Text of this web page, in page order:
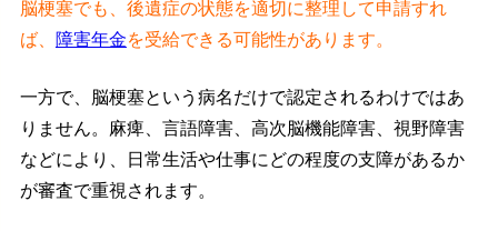
脳梗塞でも、後遺症の状態を適切に整理して申請すれ
ば、 障害年金を受給できる可能性があります。
一方で、脳梗塞という病名だけで認定されるわけではあ
りません。麻痺、言語障害、高次脳機能障害、視野障害
などにより、日常生活や仕事にどの程度の支障があるか
が審査で重視されます。